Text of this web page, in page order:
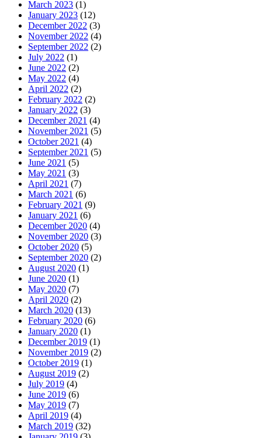
March 2023 (1)
January 2023 (12)
December 2022 (3)
November 2022 (4)
September 2022 (2)
July 2022 (1)
June 2022 (2)
May 2022 (4)
April 2022 (2)
February 2022 (2)
January 2022 (3)
December 2021 (4)
November 2021 (5)
October 2021 (4)
September 2021 (5)
June 2021 (5)
May 2021 (3)
April 2021 (7)
March 2021 (6)
February 2021 (9)
January 2021 (6)
December 2020 (4)
November 2020 (3)
October 2020 (5)
September 2020 (2)
August 2020 (1)
June 2020 (1)
May 2020 (7)
April 2020 (2)
March 2020 (13)
February 2020 (6)
January 2020 (1)
December 2019 (1)
November 2019 (2)
October 2019 (1)
August 2019 (2)
July 2019 (4)
June 2019 (6)
May 2019 (7)
April 2019 (4)
March 2019 (32)